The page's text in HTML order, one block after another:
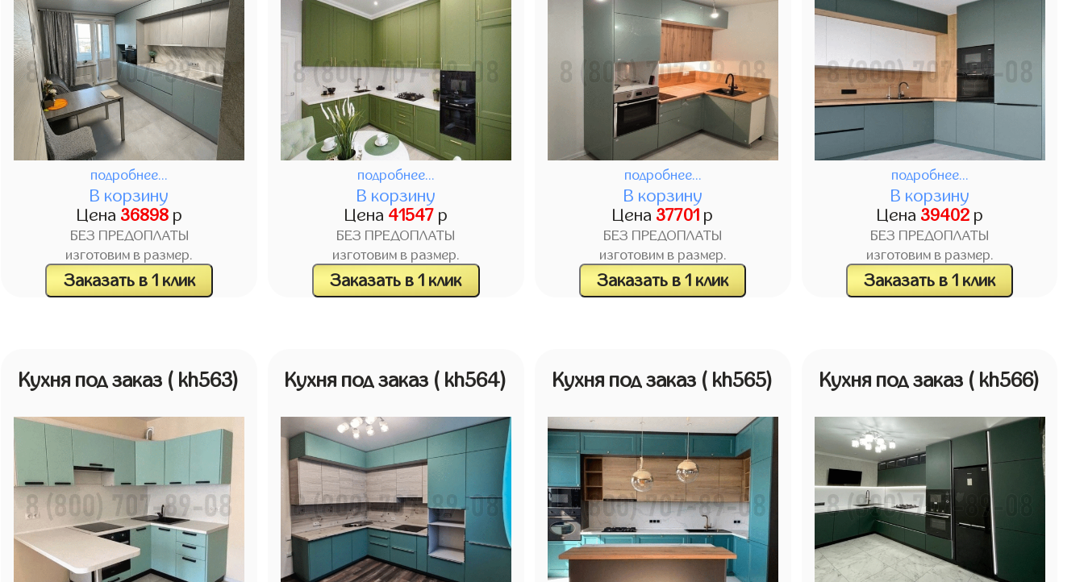
подробнее...
В корзину
Цена 36898р
БЕЗ ПРЕДОПЛАТЫ
изготовим в размер.
Заказать в 1 клик
подробнее...
В корзину
Цена 41547р
БЕЗ ПРЕДОПЛАТЫ
изготовим в размер.
Заказать в 1 клик
подробнее...
В корзину
Цена 37701 р
БЕЗ ПРЕДОПЛАТЫ
изготовим в размер.
Заказать в 1 клик
подробнее...
В корзину
Цена 39402р
БЕЗ ПРЕДОПЛАТЫ
изготовим в размер.
Заказать в 1 клик
Кухня под заказ ( kh563) Кухня под заказ ( kh564) Кухня под заказ ( kh565) Кухня под заказ ( kh566)